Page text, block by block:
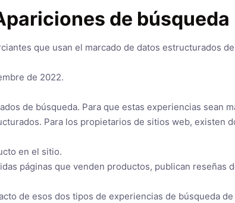
de búsqueda
que usan el marcado de datos estructurados
de 2022.
de búsqueda. Para que estas experiencias sean
Para los propietarios de sitios web, existen
en el sitio.
páginas que venden productos, publican reseñas
de esos dos tipos de experiencias de búsqueda